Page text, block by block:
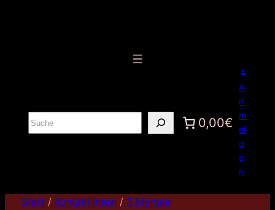
S
u
0,00€
A
n
m
el
d
e
n
Start / Kontaktlinsen/ 3 Monate